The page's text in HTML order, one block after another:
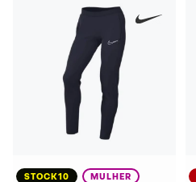
STOCK10 MULHER